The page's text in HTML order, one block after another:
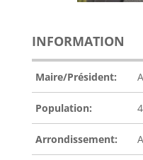
INFORMATION
Maire/Président:
Population:
Arrondissement: